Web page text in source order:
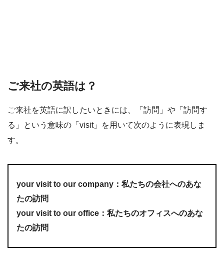
ご来社の英語は？
ご来社を英語に訳したいときには、「訪問」や「訪問す
る」という意味の「visit」を用いて次のように表現しま
す。
your visit to our company：私たちの会社へのあな
たの訪問
your visit to our office：私たちのオフィスへのあな
たの訪問